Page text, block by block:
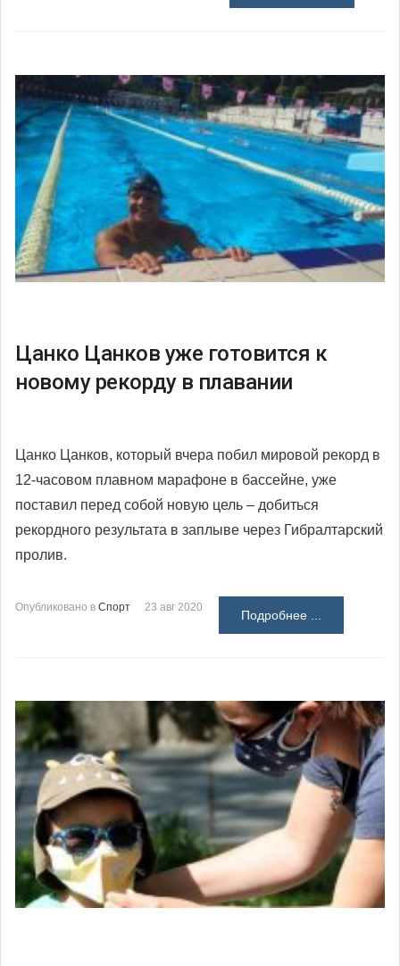
Цанко Цанков уже готовится к
новому рекорду в плавании
Цанко Цанков, который вчера побил мировой рекорд в
12-часовом плавном марафоне в бассейне, уже
поставил перед собой новую цель – добиться
рекордного результата в заплыве через Гибралтарский
пролив.
Опубликовано в Спорт 23 авг 2020
Подробнее ...